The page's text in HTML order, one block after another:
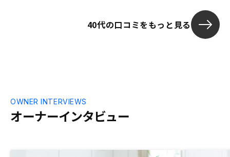
が、その辺の
いと感じまし
40代の口コミをもっと見る
オーナーインタビュー
OWNER INTERVIEWS